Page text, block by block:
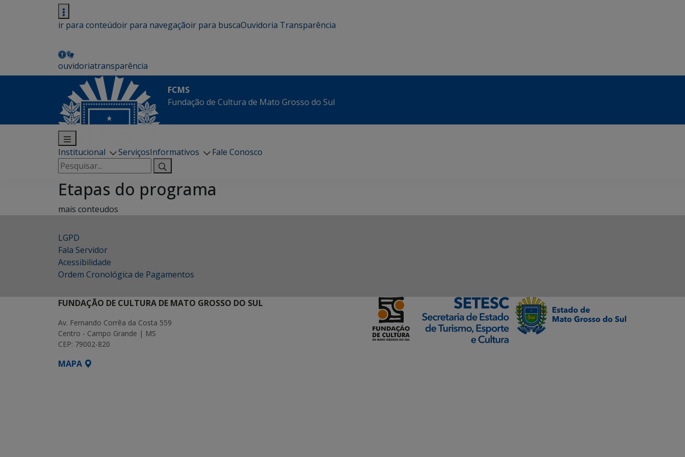
ir para conteúdoir para navegaçãoir para buscaOuvidoria Transparência
ouvidoriatransparência
FCMS
Fundação de Cultura de Mato Grosso do Sul
Institucional ServiçosInformativos
Fale Conosco
Pesquisar
por:
Etapas do programa
mais conteudos
LGPD
Fala Servidor
Acessibilidade
Ordem Cronológica de Pagamentos
FUNDAÇÃO DE CULTURA DE MATO GROSSO DO SUL
Av. Fernando Corrêa da Costa 559
Centro - Campo Grande | MS
CEP: 79002-820
MAPA